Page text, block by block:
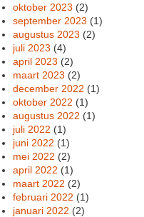
oktober 2023 (2)
september 2023 (1)
augustus 2023 (2)
juli 2023 (4)
april 2023 (2)
maart 2023 (2)
december 2022 (1)
oktober 2022 (1)
augustus 2022 (1)
juli 2022 (1)
juni 2022 (1)
mei 2022 (2)
april 2022 (1)
maart 2022 (2)
februari 2022 (1)
januari 2022 (2)